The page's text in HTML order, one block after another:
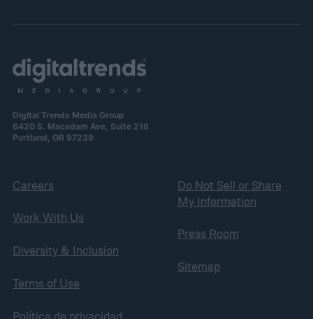
Digital Trends Media Group
6420 S. Macadam Ave, Suite 216
Portland, OR 97239
Careers
Work With Us
Diversity & Inclusion
Terms of Use
Política de privacidad
Do Not Sell or Share
My Information
Press Room
Sitemap